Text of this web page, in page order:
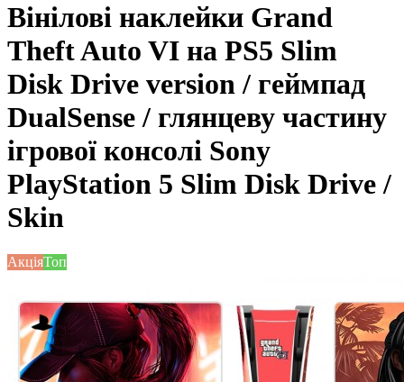
Вінілові наклейки Grand
Theft Auto VI на PS5 Slim
Disk Drive version / геймпад
DualSense / глянцеву частину
ігрової консолі Sony
PlayStation 5 Slim Disk Drive /
Skin
АкціяТоп